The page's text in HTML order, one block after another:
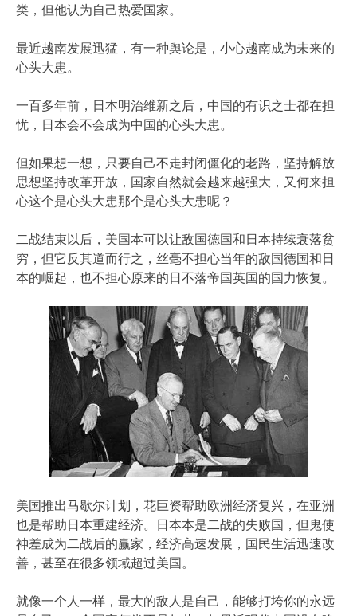
类，但他认为自己热爱国家。
最近越南发展迅猛，有一种舆论是，小心越南成为未来的
心头大患。
一百多年前，日本明治维新之后，中国的有识之士都在担
忧，日本会不会成为中国的心头大患。
但如果想一想，只要自己不走封闭僵化的老路，坚持解放
思想坚持改革开放，国家自然就会越来越强大，又何来担
心这个是心头大患那个是心头大患呢？
二战结束以后，美国本可以让敌国德国和日本持续衰落贫
穷，但它反其道而行之，丝毫不担心当年的敌国德国和日
本的崛起，也不担心原来的日不落帝国英国的国力恢复。
美国推出马歇尔计划，花巨资帮助欧洲经济复兴，在亚洲
也是帮助日本重建经济。日本本是二战的失败国，但鬼使
神差成为二战后的赢家，经济高速发展，国民生活迅速改
善，甚至在很多领域超过美国。
就像一个人一样，最大的敌人是自己，能够打垮你的永远